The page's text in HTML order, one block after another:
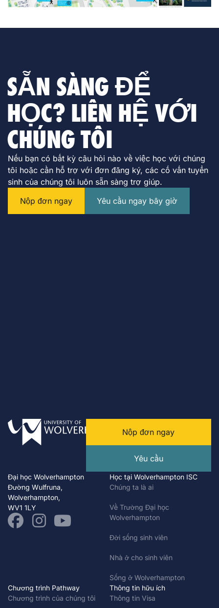
SẴN SÀNG ĐỂ
HỌC? LIÊN HỆ VỚI
CHÚNG TÔI
Nếu bạn có bất kỳ câu hỏi nào về việc học với chúng
tôi hoặc cần hỗ trợ với đơn đăng ký, các cố vấn tuyển
sinh của chúng tôi luôn sẵn sàng trợ giúp.
Nộp đơn ngay
Yêu cầu ngay bây giờ
Nộp đơn ngay
Yêu cầu
Đại học Wolverhampton
Đường Wulfruna,
Wolverhampton,
WV1 1LY
Học tại Wolverhampton ISC
Chúng ta là ai
Về Trường Đại học
Wolverhampton
Đời sống sinh viên
Nhà ở cho sinh viên
Sống ở Wolverhampton
Chương trình Pathway
Chương trình của chúng tôi
Thông tin hữu ích
Thông tin Visa